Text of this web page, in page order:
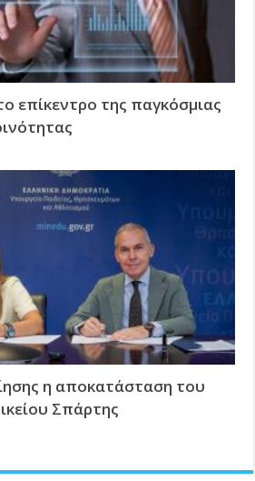
επίκεντρο της παγκόσμιας
η αποκατάσταση του
Σπάρτης